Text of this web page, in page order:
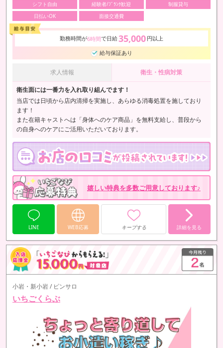
シフト自由 経験者/ﾌﾞﾗﾝｸ歓迎
制服貸与
日払いOK
面接交通費
勤務時間が6時間で日給35,000 円以上
給与保証あり
求人情報 衛生・性病対策
衛生面には一番力を入れ取り組んでます！
当店では日頃から店内清掃を実施し、あらゆる消毒処置を施しており
ます！
また在籍キャストへは「身体へのケア商品」を無料支給し、普段から
の自身へのケアにご活用いただいております。
嬉しい特典を多数ご用意しております♪
LINE WEB応募 キープする 詳細を見る
小岩・新小岩 / ピンサロ
いちごくらぶ